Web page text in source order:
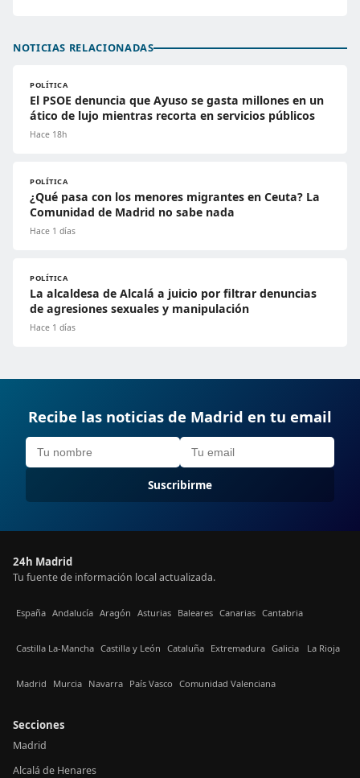
NOTICIAS RELACIONADAS
POLÍTICA
El PSOE denuncia que Ayuso se gasta millones en un
ático de lujo mientras recorta en servicios públicos
Hace 18h
POLÍTICA
¿Qué pasa con los menores migrantes en Ceuta? La
Comunidad de Madrid no sabe nada
Hace 1 días
POLÍTICA
La alcaldesa de Alcalá a juicio por filtrar denuncias
de agresiones sexuales y manipulación
Hace 1 días
Recibe las noticias de Madrid en tu email
Suscribirme
24h Madrid
Tu fuente de información local actualizada.
España Andalucía Aragón Asturias Baleares Canarias Cantabria
Castilla La-Mancha Castilla y León Cataluña Extremadura Galicia La Rioja
Madrid Murcia Navarra País Vasco Comunidad Valenciana
Secciones
Madrid
Alcalá de Henares